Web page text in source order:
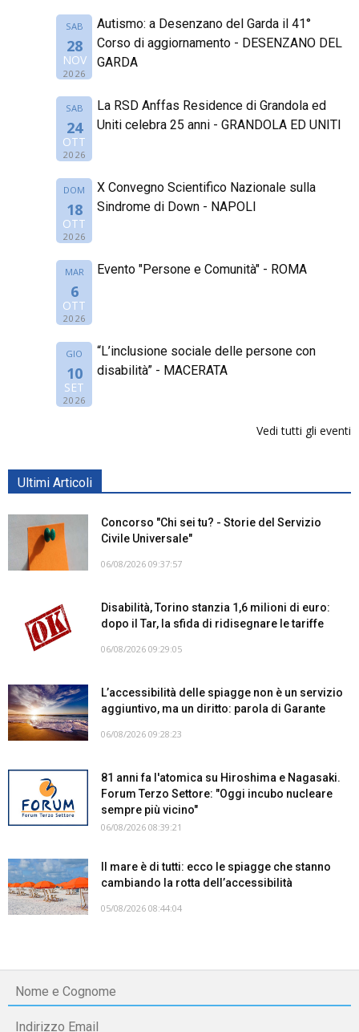
SAB
28
NOV
2026
Autismo: a Desenzano del Garda il 41°
Corso di aggiornamento - DESENZANO DEL
GARDA
SAB
24
OTT
2026
La RSD Anffas Residence di Grandola ed
Uniti celebra 25 anni - GRANDOLA ED UNITI
DOM
18
OTT
2026
X Convegno Scientifico Nazionale sulla
Sindrome di Down - NAPOLI
MAR
6
OTT
2026
Evento "Persone e Comunità" - ROMA
GIO
10
SET
2026
“L’inclusione sociale delle persone con
disabilità” - MACERATA
Vedi tutti gli eventi
Ultimi Articoli
Concorso "Chi sei tu? - Storie del Servizio
Civile Universale"
06/08/2026 09:37:57
Disabilità, Torino stanzia 1,6 milioni di euro:
dopo il Tar, la sfida di ridisegnare le tariffe
06/08/2026 09:29:05
L’accessibilità delle spiagge non è un servizio
aggiuntivo, ma un diritto: parola di Garante
06/08/2026 09:28:23
81 anni fa l'atomica su Hiroshima e Nagasaki.
Forum Terzo Settore: "Oggi incubo nucleare
sempre più vicino"
06/08/2026 08:39:21
Il mare è di tutti: ecco le spiagge che stanno
cambiando la rotta dell’accessibilità
05/08/2026 08:44:04